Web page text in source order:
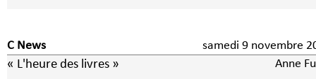
C News samedi 9 novembre
« L'heure des livres » Anne